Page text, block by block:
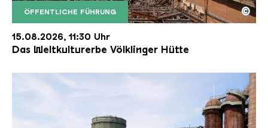
ÖFFENTLICHE FÜHRUNG
Der Erzschrägaufzug der Völklinger Hütte mit
Copyright: Weltkulturerbe Völklinger Hütte | Karl
©
15.08.2026, 11:30 Uhr
Das Weltkulturerbe Völklinger Hütte